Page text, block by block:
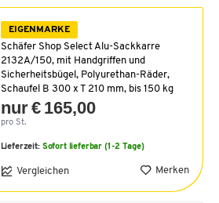
EIGENMARKE
Schäfer Shop Select Alu-Sackkarre
2132A/150, mit Handgriffen und
Sicherheitsbügel, Polyurethan-Räder,
Schaufel B 300 x T 210 mm, bis 150 kg
nur € 165,00
pro St.
Lieferzeit: Sofort lieferbar (1-2 Tage)
Vergleichen Merken